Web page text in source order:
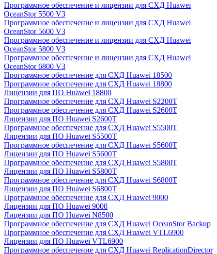
Программное обеспечение и лицензии для СХД Huawei
OceanStor 5500 V3
Программное обеспечение и лицензии для СХД Huawei
OceanStor 5600 V3
Программное обеспечение и лицензии для СХД Huawei
OceanStor 5800 V3
Программное обеспечение и лицензии для СХД Huawei
OceanStor 6800 V3
Программное обеспечение для СХД Huawei 18500
Программное обеспечение для СХД Huawei 18800
Лицензии для ПО Huawei 18800
Программное обеспечение для СХД Huawei S2200T
Программное обеспечение для СХД Huawei S2600T
Лицензии для ПО Huawei S2600T
Программное обеспечение для СХД Huawei S5500T
Лицензии для ПО Huawei S5500T
Программное обеспечение для СХД Huawei S5600T
Лицензии для ПО Huawei S5600T
Программное обеспечение для СХД Huawei S5800T
Лицензии для ПО Huawei S5800T
Программное обеспечение для СХД Huawei S6800T
Лицензии для ПО Huawei S6800T
Программное обеспечение для СХД Huawei 9000
Лицензии для ПО Huawei 9000
Лицензии для ПО Huawei N8500
Программное обеспечение для СХД Huawei OceanStor Backup
Программное обеспечение для СХД Huawei VTL6900
Лицензии для ПО Huawei VTL6900
Программное обеспечение для СХД Huawei ReplicationDirector